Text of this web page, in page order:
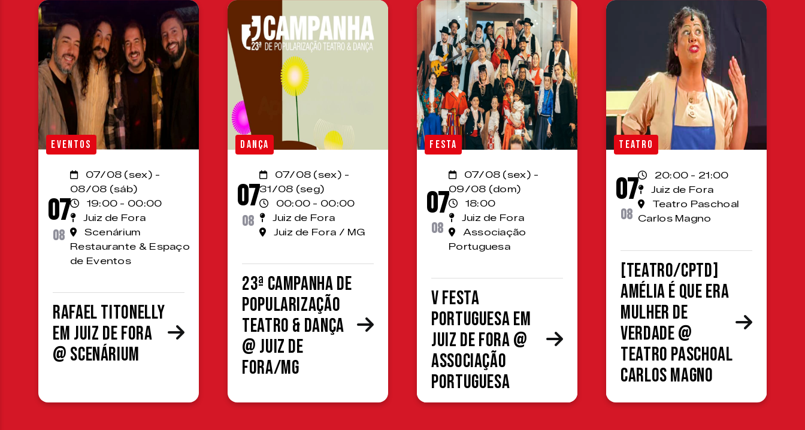
EVENTOS
07
08
07/08 (sex) -
08/08 (sáb)
19:00 - 00:00
Juiz de Fora
Scenárium
Restaurante & Espaço
de Eventos
Rafael Titonelly
em Juiz de Fora
@ Scenárium
DANÇA
07
08
07/08 (sex) -
31/08 (seg)
00:00 - 00:00
Juiz de Fora
Juiz de Fora / MG
23ª Campanha de
Popularização
Teatro & Dança
@ Juiz de
Fora/MG
FESTA
07
08
07/08 (sex) -
09/08 (dom)
18:00
Juiz de Fora
Associação
Portuguesa
V Festa
Portuguesa em
Juiz de Fora @
Associação
Portuguesa
TEATRO
07
08
20:00 - 21:00
Juiz de Fora
Teatro Paschoal
Carlos Magno
[TEATRO/CPTD]
Amélia é que era
mulher de
verdade @
Teatro Paschoal
Carlos Magno